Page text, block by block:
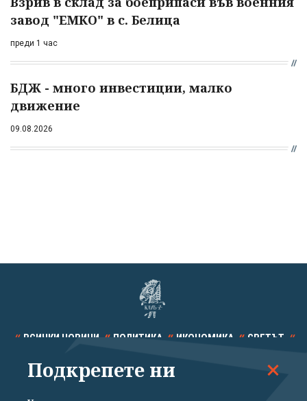
завод "ЕМКО" в с. Белица
преди 1 час
БДЖ - много инвестиции, малко
движение
09.08.2026
ВСИЧКИ НОВИНИ ПОЛИТИКА ИКОНОМИКА СВЕТЪТ
СПОРТ КУЛТУРА ТЕХНОЛОГИИ КАЛЕЙДОСКОП
Подкрепете ни